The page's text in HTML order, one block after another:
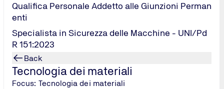
Qualifica Personale Addetto alle Giunzioni Perman
enti
Specialista in Sicurezza delle Macchine - UNI/Pd
R 151:2023
Back
Tecnologia dei materiali
Focus: Tecnologia dei materiali
territorio